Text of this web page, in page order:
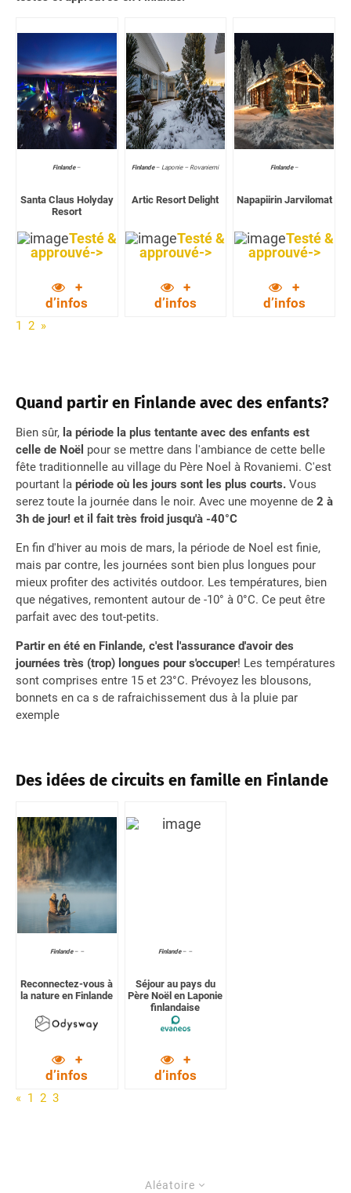
Finlande–
Santa Claus Holyday
Resort
Testé &
approuvé->
+
d’infos
Finlande–Laponie – Rovaniemi
Artic Resort Delight
Testé &
approuvé->
+
d’infos
Finlande–
Napapiirin Jarvilomat
Testé &
approuvé->
+
d’infos
1 2 »
Quand partir en Finlande avec des enfants?
Bien sûr, la période la plus tentante avec des enfants est
celle de Noël pour se mettre dans l'ambiance de cette belle
fête traditionnelle au village du Père Noel à Rovaniemi. C'est
pourtant la période où les jours sont les plus courts. Vous
serez toute la journée dans le noir. Avec une moyenne de 2 à
3h de jour! et il fait très froid jusqu'à -40°C
En fin d'hiver au mois de mars, la période de Noel est finie,
mais par contre, les journées sont bien plus longues pour
mieux profiter des activités outdoor. Les températures, bien
que négatives, remontent autour de -10° à 0°C. Ce peut être
parfait avec des tout-petits.
Partir en été en Finlande, c'est l'assurance d'avoir des
journées très (trop) longues pour s'occuper! Les températures
sont comprises entre 15 et 23°C. Prévoyez les blousons,
bonnets en ca s de rafraichissement dus à la pluie par
exemple
Des idées de circuits en famille en Finlande
Finlande– –
Reconnectez-vous à
la nature en Finlande
+
d’infos
Finlande– –
Séjour au pays du
Père Noël en Laponie
finlandaise
+
d’infos
« 1 2 3
Aléatoire